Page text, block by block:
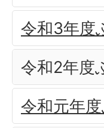
令和3年度
令和2年度
令和元年